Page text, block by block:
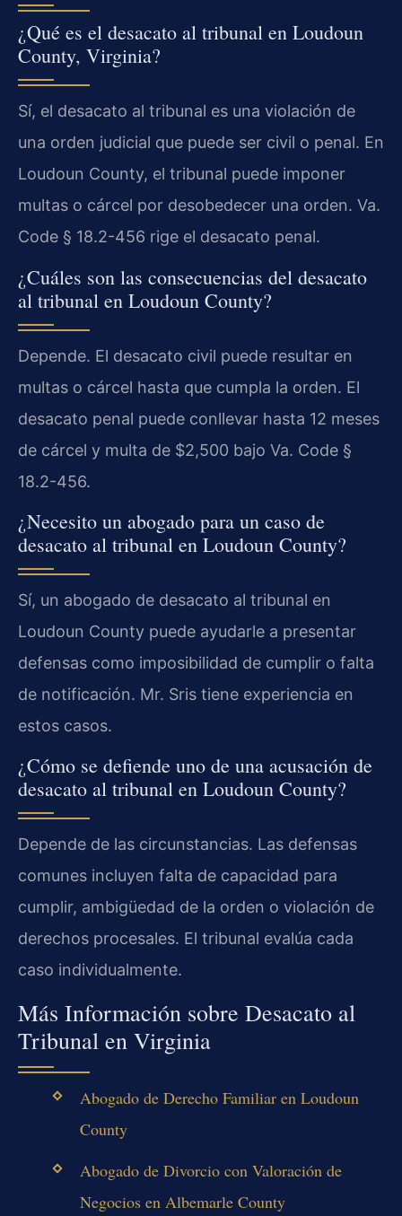
¿Qué es el desacato al tribunal en Loudoun
County, Virginia?
Sí, el desacato al tribunal es una violación de
una orden judicial que puede ser civil o penal. En
Loudoun County, el tribunal puede imponer
multas o cárcel por desobedecer una orden. Va.
Code § 18.2-456 rige el desacato penal.
¿Cuáles son las consecuencias del desacato
al tribunal en Loudoun County?
Depende. El desacato civil puede resultar en
multas o cárcel hasta que cumpla la orden. El
desacato penal puede conllevar hasta 12 meses
de cárcel y multa de $2,500 bajo Va. Code §
18.2-456.
¿Necesito un abogado para un caso de
desacato al tribunal en Loudoun County?
Sí, un abogado de desacato al tribunal en
Loudoun County puede ayudarle a presentar
defensas como imposibilidad de cumplir o falta
de notificación. Mr. Sris tiene experiencia en
estos casos.
¿Cómo se defiende uno de una acusación de
desacato al tribunal en Loudoun County?
Depende de las circunstancias. Las defensas
comunes incluyen falta de capacidad para
cumplir, ambigüedad de la orden o violación de
derechos procesales. El tribunal evalúa cada
caso individualmente.
Más Información sobre Desacato al
Tribunal en Virginia
Abogado de Derecho Familiar en Loudoun
County
Abogado de Divorcio con Valoración de
Negocios en Albemarle County